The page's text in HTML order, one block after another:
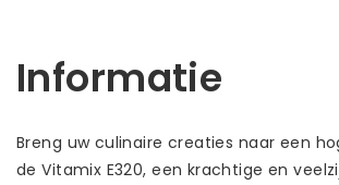
Informatie
Breng uw culinaire creaties naar een
de Vitamix E320, een krachtige en